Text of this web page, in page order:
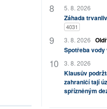
5. 8. 2026
Záhada
4031
3. 8. 2026
Spotřeba
3. 8. 2026
Klausův
zahraničí tají
spřízněným